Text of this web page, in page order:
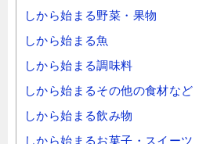
しから始まる野菜・果物
しから始まる魚
しから始まる調味料
しから始まるその他の食材など
しから始まる飲み物
しから始まるお菓子・スイーツ